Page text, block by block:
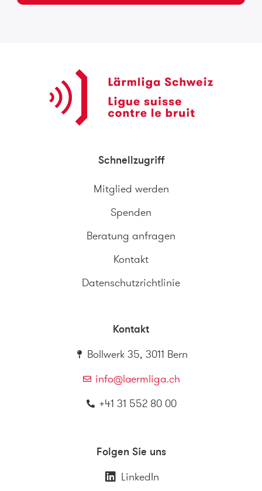
Schnellzugriff
Mitglied werden
Spenden
Beratung anfragen
Kontakt
Datenschutzrichtlinie
Kontakt
Bollwerk 35, 3011 Bern
info@laermliga.ch
+41 31 552 80 00
Folgen Sie uns
LinkedIn